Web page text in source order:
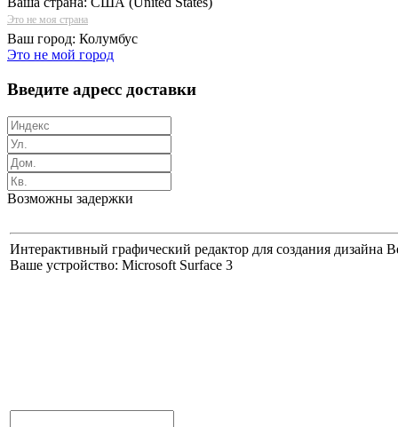
Это не моя страна
Ваш город: Колумбус
Это не мой город
Введите адресс доставки
Возможны задержки
Интерактивный графический редактор для создания дизайна
Ваше устройство: Microsoft Surface 3